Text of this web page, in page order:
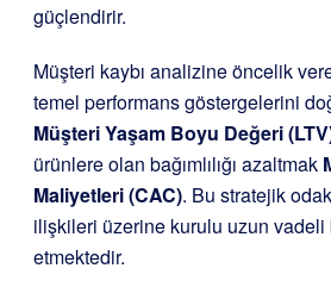
güçlendirir.
Müşteri kaybı analizine öncelik
temel performans göstergelerini
Müşteri Yaşam Boyu Değeri
ürünlere olan bağımlılığı azaltmak
Maliyetleri (CAC). Bu stratejik
ilişkileri üzerine kurulu uzun
etmektedir.